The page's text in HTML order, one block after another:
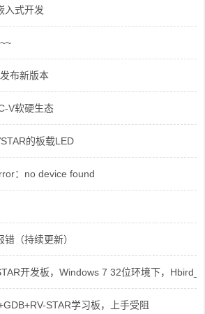
入式开发
布新版本
V软硬生态
的板载LED
：no device found
（持续更新）
开发板，Windows 7 32位环境下，
STAR学习板，上手受阻